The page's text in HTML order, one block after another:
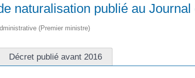
naturalisation publié au Journal
(Premier ministre)
Décret publié avant 2016